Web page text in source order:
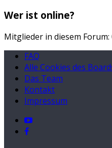
Wer ist online?
Mitglieder in diesem
FAQ
Alle Cookies des
Das Team
Kontakt
Impressum